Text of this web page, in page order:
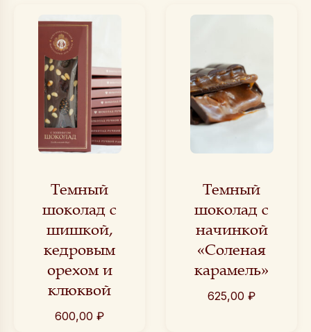
Темный
шоколад с
шишкой,
кедровым
орехом и
клюквой
600,00 ₽
Темный
шоколад с
начинкой
«Соленая
карамель»
625,00 ₽